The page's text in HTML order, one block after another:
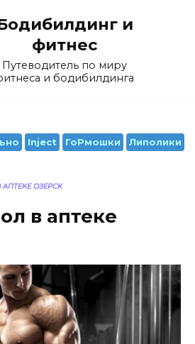
и
фитнес
Путеводитель по миру
и бодибилдинга
Inject ГоРмошки Липолики
ОЗЕРСК
в аптеке